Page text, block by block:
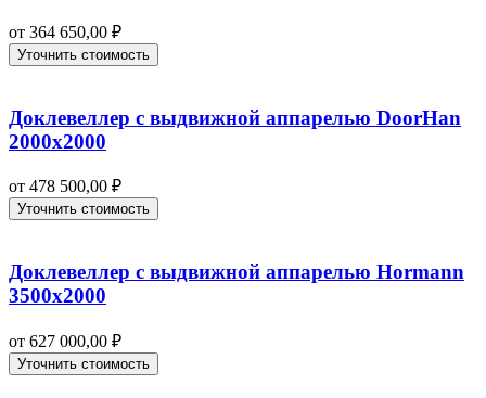
от 364 650,00 ₽
Уточнить стоимость
Доклевеллер с выдвижной аппарелью DoorHan
2000х2000
от 478 500,00 ₽
Уточнить стоимость
Доклевеллер с выдвижной аппарелью Hormann
3500х2000
от 627 000,00 ₽
Уточнить стоимость